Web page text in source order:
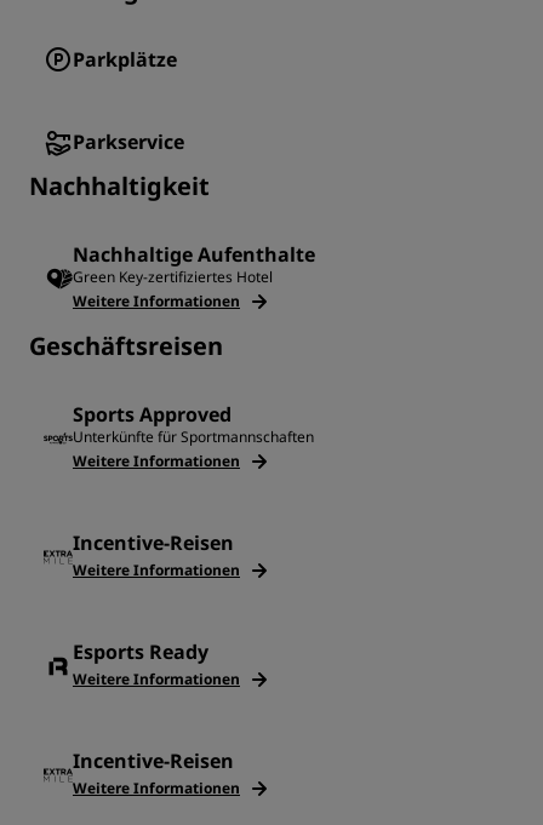
Parkplätze
Parkservice
Nachhaltigkeit
Nachhaltige Aufenthalte
Green Key-zertifiziertes Hotel
Weitere Informationen
Geschäftsreisen
Sports Approved
Unterkünfte für Sportmannschaften
Weitere Informationen
Incentive-Reisen
Weitere Informationen
Esports Ready
Weitere Informationen
Incentive-Reisen
Weitere Informationen